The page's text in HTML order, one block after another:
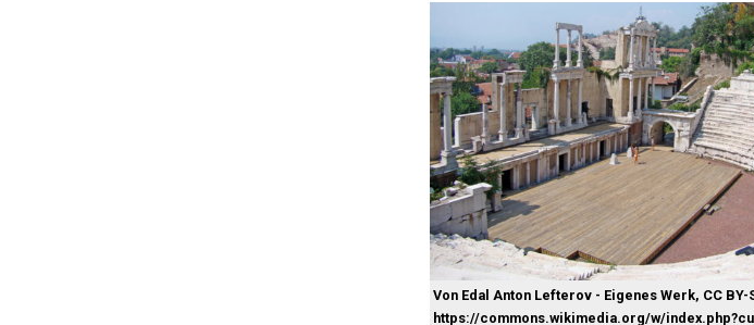
Von Edal Anton Lefterov - Eigenes Werk, CC BY-
https://commons.wikimedia.org/w/